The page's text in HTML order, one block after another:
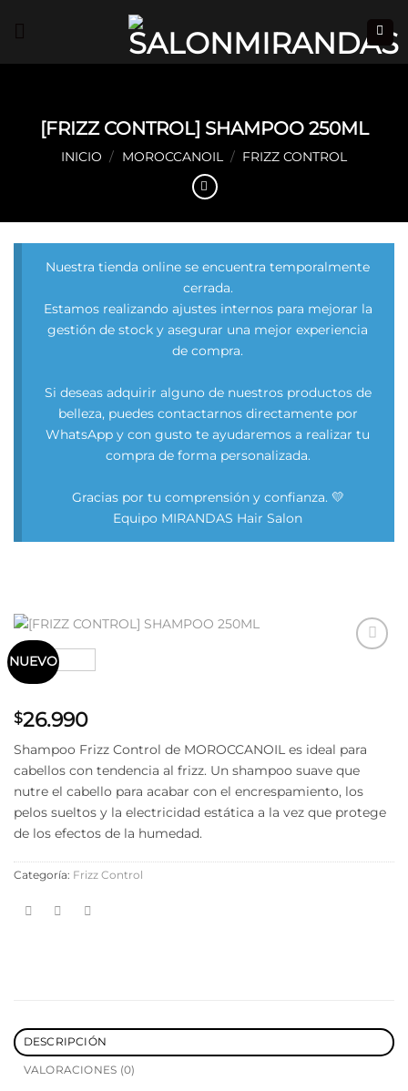
[FRIZZ CONTROL] SHAMPOO 250ML
INICIO / MOROCCANOIL / FRIZZ CONTROL
Nuestra tienda online se encuentra temporalmente
cerrada.
Estamos realizando ajustes internos para mejorar la
gestión de stock y asegurar una mejor experiencia
de compra.
Si deseas adquirir alguno de nuestros productos de
belleza, puedes contactarnos directamente por
WhatsApp y con gusto te ayudaremos a realizar tu
compra de forma personalizada.
Gracias por tu comprensión y confianza. 💛
Equipo MIRANDAS Hair Salon
NUEVO
$26.990
Shampoo Frizz Control de MOROCCANOIL es ideal para
cabellos con tendencia al frizz. Un shampoo suave que
nutre el cabello para acabar con el encrespamiento, los
pelos sueltos y la electricidad estática a la vez que protege
de los efectos de la humedad.
Categoría: Frizz Control
DESCRIPCIÓN
VALORACIONES (0)